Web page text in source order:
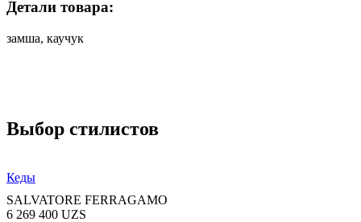
Детали товара:
замша, каучук
Выбор стилистов
Кеды
SALVATORE FERRAGAMO
6 269 400 UZS